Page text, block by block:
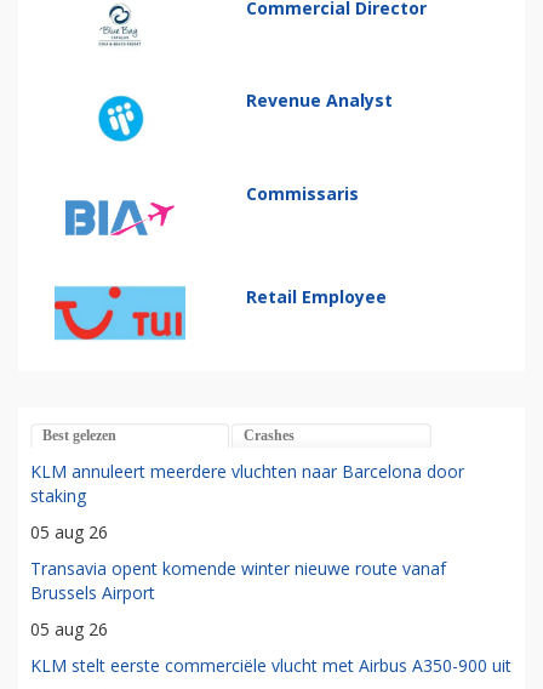
Commercial Director
Revenue Analyst
Commissaris
Retail Employee
Best gelezen Crashes
KLM annuleert meerdere vluchten naar Barcelona door
staking
05 aug 26
Transavia opent komende winter nieuwe route vanaf
Brussels Airport
05 aug 26
KLM stelt eerste commerciële vlucht met Airbus A350-900 uit